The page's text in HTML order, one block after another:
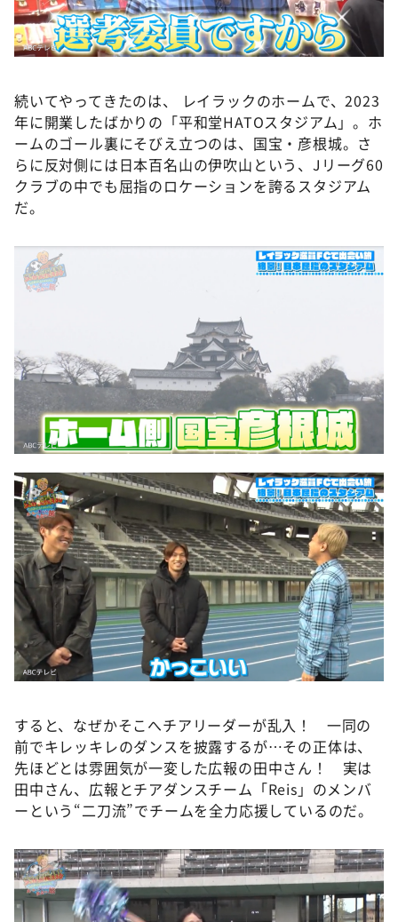
続いてやってきたのは、 レイラックのホームで、2023
年に開業したばかりの「平和堂HATOスタジアム」。ホ
ームのゴール裏にそびえ立つのは、国宝・彦根城。さ
らに反対側には日本百名山の伊吹山という、Jリーグ60
クラブの中でも屈指のロケーションを誇るスタジアム
だ。
すると、なぜかそこへチアリーダーが乱入！ 一同の
前でキレッキレのダンスを披露するが…その正体は、
先ほどとは雰囲気が一変した広報の田中さん！ 実は
田中さん、広報とチアダンスチーム「Reis」のメンバ
ーという“二刀流”でチームを全力応援しているのだ。